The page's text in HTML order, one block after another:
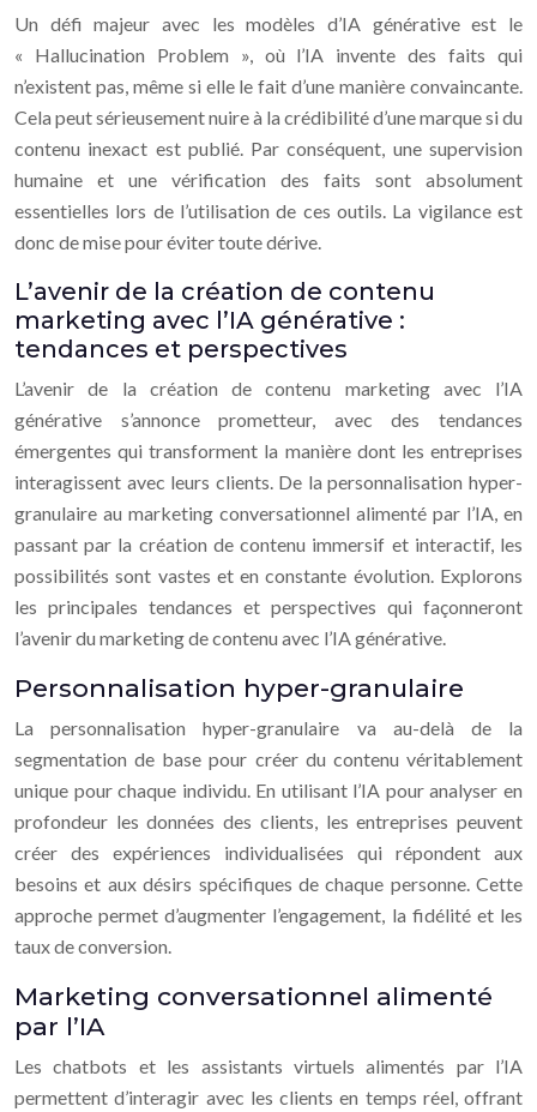
Un défi majeur avec les modèles d’IA générative est le
« Hallucination Problem », où l’IA invente des faits qui
n’existent pas, même si elle le fait d’une manière convaincante.
Cela peut sérieusement nuire à la crédibilité d’une marque si du
contenu inexact est publié. Par conséquent, une supervision
humaine et une vérification des faits sont absolument
essentielles lors de l’utilisation de ces outils. La vigilance est
donc de mise pour éviter toute dérive.
L’avenir de la création de contenu
marketing avec l’IA générative :
tendances et perspectives
L’avenir de la création de contenu marketing avec l’IA
générative s’annonce prometteur, avec des tendances
émergentes qui transforment la manière dont les entreprises
interagissent avec leurs clients. De la personnalisation hyper-
granulaire au marketing conversationnel alimenté par l’IA, en
passant par la création de contenu immersif et interactif, les
possibilités sont vastes et en constante évolution. Explorons
les principales tendances et perspectives qui façonneront
l’avenir du marketing de contenu avec l’IA générative.
Personnalisation hyper-granulaire
La personnalisation hyper-granulaire va au-delà de la
segmentation de base pour créer du contenu véritablement
unique pour chaque individu. En utilisant l’IA pour analyser en
profondeur les données des clients, les entreprises peuvent
créer des expériences individualisées qui répondent aux
besoins et aux désirs spécifiques de chaque personne. Cette
approche permet d’augmenter l’engagement, la fidélité et les
taux de conversion.
Marketing conversationnel alimenté
par l’IA
Les chatbots et les assistants virtuels alimentés par l’IA
permettent d’interagir avec les clients en temps réel, offrant